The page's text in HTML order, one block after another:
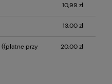
10,99 zł
13,00 zł
((płatne przy
20,00 zł